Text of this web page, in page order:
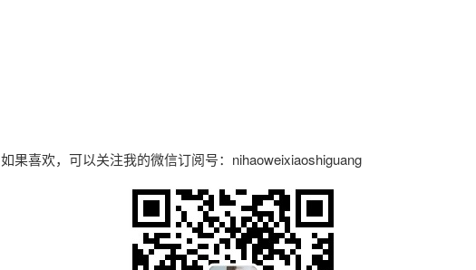
如果喜欢，可以关注我的微信订阅号：nihaoweixiaoshiguang